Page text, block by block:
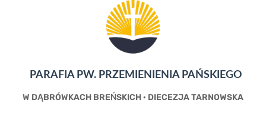
PARAFIA PW. PRZEMIENIENIA PAŃSKIEGO
W DĄBRÓWKACH BREŃSKICH · DIECEZJA TARNOWSKA